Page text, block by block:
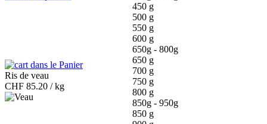
450 g
500 g
550 g
600 g
650g - 800g
650 g
700 g
750 g
800 g
850g - 950g
850 g
dans le Panier
Ris de veau
CHF 85.20 / kg